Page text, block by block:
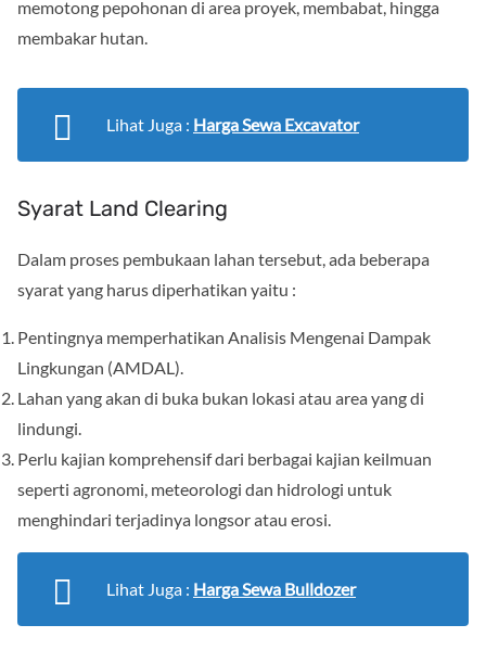
memotong pepohonan di area proyek, membabat, hingga
membakar hutan.
Lihat Juga : Harga Sewa Excavator
Syarat Land Clearing
Dalam proses pembukaan lahan tersebut, ada beberapa
syarat yang harus diperhatikan yaitu :
Pentingnya memperhatikan Analisis Mengenai Dampak
Lingkungan (AMDAL).
Lahan yang akan di buka bukan lokasi atau area yang di
lindungi.
Perlu kajian komprehensif dari berbagai kajian keilmuan
seperti agronomi, meteorologi dan hidrologi untuk
menghindari terjadinya longsor atau erosi.
Lihat Juga : Harga Sewa Bulldozer